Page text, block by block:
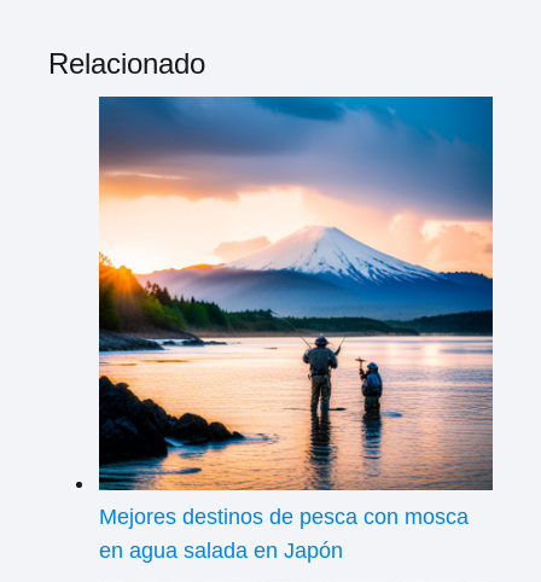
Relacionado
Mejores destinos de pesca con mosca
en agua salada en Japón